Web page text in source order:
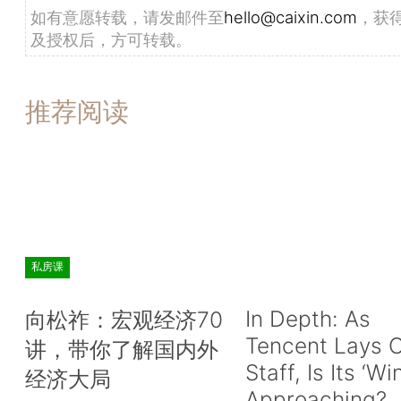
如有意愿转载，请发邮件至hello@caixin.com ，获
及授权后，方可转载。
推荐阅读
私房课
向松祚：宏观经济70
讲，带你了解国内外
经济大局
In Depth: As
Tencent Lays
Staff, Is Its